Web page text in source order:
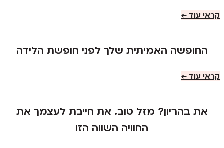
קראי עוד ←
החופשה האמיתית שלך לפני חופשת הלידה
קראי עוד ←
את בהריון? מזל טוב. את חייבת לעצמך את
החוויה השווה הזו